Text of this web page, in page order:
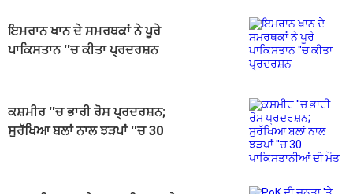
ਇਮਰਾਨ ਖਾਨ ਦੇ ਸਮਰਥਕਾਂ ਨੇ ਪੂਰੇ
ਪਾਕਿਸਤਾਨ ''ਚ ਕੀਤਾ ਪ੍ਰਦਰਸ਼ਨ
ਕਸ਼ਮੀਰ ''ਚ ਭਾਰੀ ਰੋਸ ਪ੍ਰਦਰਸ਼ਨ;
ਸੁਰੱਖਿਆ ਬਲਾਂ ਨਾਲ ਝੜਪਾਂ ''ਚ 30